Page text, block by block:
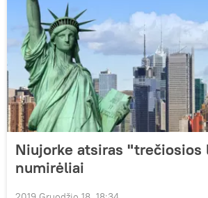
Niujorke atsiras "trečiosios
numirėliai